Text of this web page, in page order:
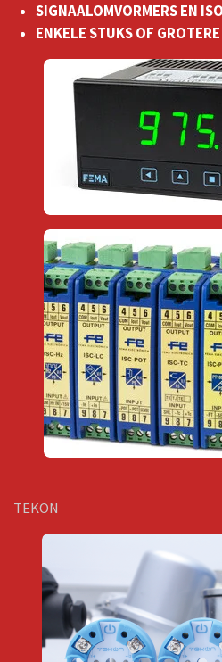
SIGNAALOMVORMERS EN
ENKELE STUKS OF
TEKON